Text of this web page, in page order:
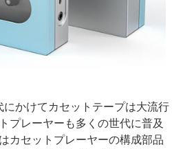
かけてカセットテープは大流行
プレーヤーも多くの世代に普及
カセットプレーヤーの構成部品